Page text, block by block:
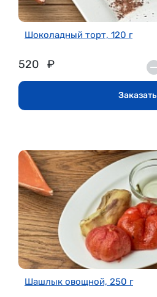
Шоколадный торт, 120 г
520 ₽
Заказать
Шашлык овощной, 250 г